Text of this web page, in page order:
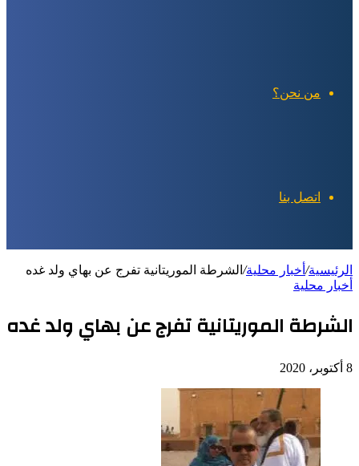
من نحن؟
اتصل بنا
الرئيسية/ أخبار محلية/ الشرطة الموريتانية تفرج عن بهاي ولد غده
أخبار محلية
الشرطة الموريتانية تفرج عن بهاي ولد غده
8 أكتوبر، 2020